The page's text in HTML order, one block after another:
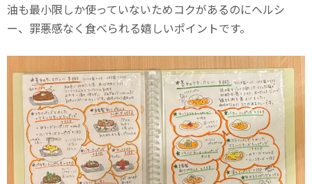
油も最小限しか使っていないためコクがあるのにヘルシ
ー、罪悪感なく食べられる嬉しいポイントです。